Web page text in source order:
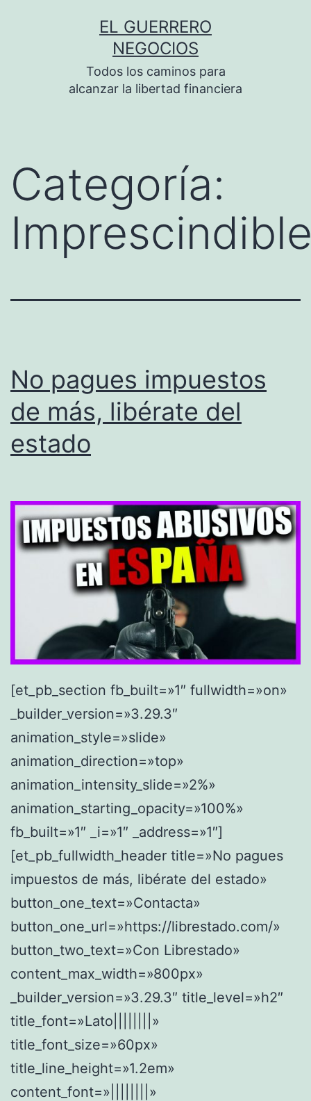
EL GUERRERO
NEGOCIOS
Todos los caminos para
alcanzar la libertad financiera
Categoría:
No pagues impuestos
de más, libérate del
estado
[et_pb_section fb_built=»1″ fullwidth=»on»
_builder_version=»3.29.3″
animation_style=»slide»
animation_direction=»top»
animation_intensity_slide=»2%»
animation_starting_opacity=»100%»
fb_built=»1″ _i=»1″ _address=»1″]
[et_pb_fullwidth_header title=»No pagues
impuestos de más, libérate del estado»
button_one_text=»Contacta»
button_one_url=»https://librestado.com/»
button_two_text=»Con Librestado»
content_max_width=»800px»
_builder_version=»3.29.3″ title_level=»h2″
title_font=»Lato||||||||»
title_font_size=»60px»
title_line_height=»1.2em»
content_font=»||||||||»